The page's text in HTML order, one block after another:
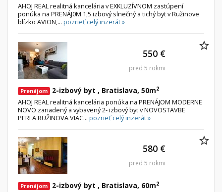
AHOJ REAL realitná kancelária v EXKLUZÍVNOM zastúpení
ponúka na PRENÁJ0M 1,5 izbový slnečný a tichý byt v Ružinove
blízko AVION,... pozrieť celý inzerát »
Prenájom 2-izbový byt , Bratislava, 50m2
AHOJ REAL realitná kancelária ponúka na PRENÁJOM MODERNE
NOVO zariadený a vybavený 2- izbový byt v NOVOSTAVBE
PERLA RUŽINOVA VIAC... pozrieť celý inzerát »
550 €
pred 5 rokmi
Prenájom 2-izbový byt , Bratislava, 60m2
580 €
pred 5 rokmi